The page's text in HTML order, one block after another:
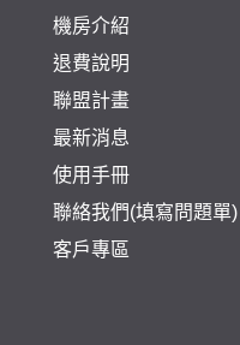
機房介紹
退費說明
聯盟計畫
最新消息
使用手冊
聯絡我們(填寫問題單)
客戶專區